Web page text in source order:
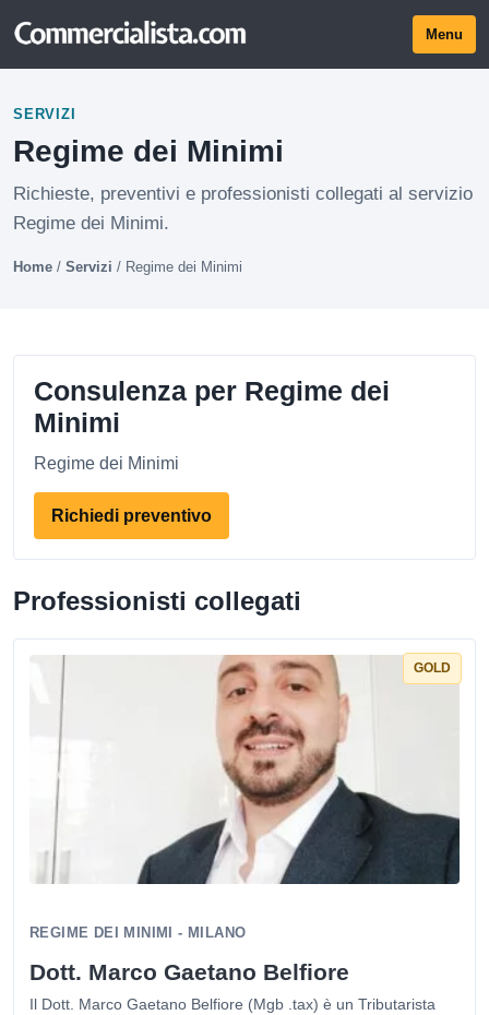
Menu
SERVIZI
Regime dei Minimi
Richieste, preventivi e professionisti collegati al servizio
Regime dei Minimi.
Home / Servizi / Regime dei Minimi
Consulenza per Regime dei
Minimi
Regime dei Minimi
Richiedi preventivo
Professionisti collegati
GOLD
REGIME DEI MINIMI - MILANO
Dott. Marco Gaetano Belfiore
Il Dott. Marco Gaetano Belfiore (Mgb .tax) è un Tributarista